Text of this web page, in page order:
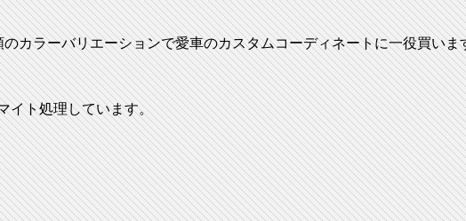
カラーバリエーションで愛車のカスタムコーディネートに一役買いま
イト処理しています。